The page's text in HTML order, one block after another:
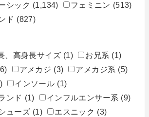
シック (1,134) フェミニン (513)
ド (827)
、高身長サイズ (1) お兄系 (1)
アメカジ (3) アメカジ系 (5)
インソール (1)
ンド (1) インフルエンサー系 (9)
ューズ (1) エスニック (3)